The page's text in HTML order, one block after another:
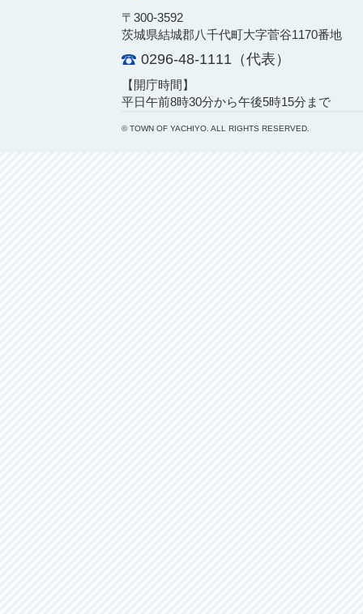
〒300-3592
茨城県結城郡八千代町大字菅谷1170番地
0296-48-1111（代表）
【開庁時間】
平日午前8時30分から午後5時15分まで
© TOWN OF YACHIYO. ALL RIGHTS RESERVED.